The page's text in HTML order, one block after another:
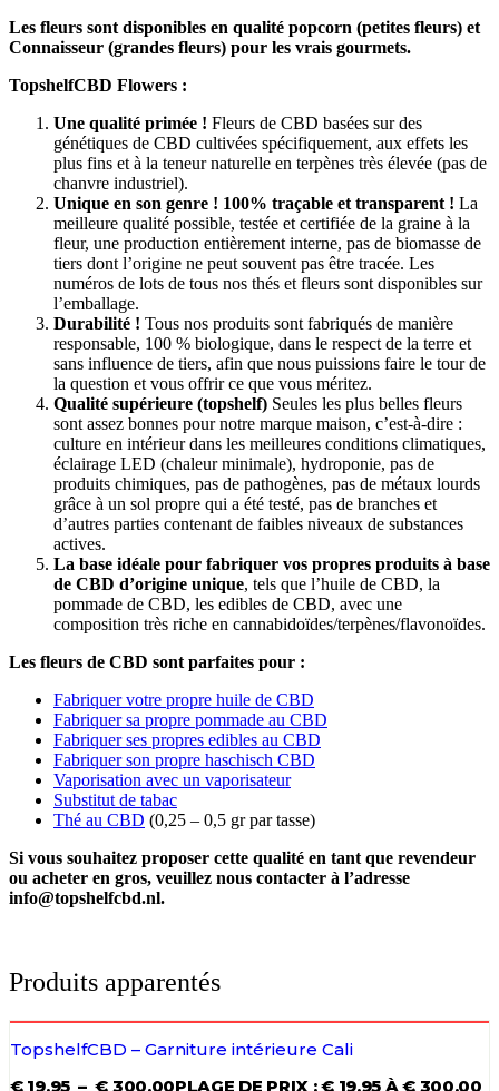
Les fleurs sont disponibles en qualité popcorn (petites fleurs) et
Connaisseur (grandes fleurs) pour les vrais gourmets.
TopshelfCBD Flowers :
Une qualité primée ! Fleurs de CBD basées sur des
génétiques de CBD cultivées spécifiquement, aux effets les
plus fins et à la teneur naturelle en terpènes très élevée (pas de
chanvre industriel).
Unique en son genre ! 100% traçable et transparent ! La
meilleure qualité possible, testée et certifiée de la graine à la
fleur, une production entièrement interne, pas de biomasse de
tiers dont l’origine ne peut souvent pas être tracée. Les
numéros de lots de tous nos thés et fleurs sont disponibles sur
l’emballage.
Durabilité ! Tous nos produits sont fabriqués de manière
responsable, 100 % biologique, dans le respect de la terre et
sans influence de tiers, afin que nous puissions faire le tour de
la question et vous offrir ce que vous méritez.
Qualité supérieure (topshelf) Seules les plus belles fleurs
sont assez bonnes pour notre marque maison, c’est-à-dire :
culture en intérieur dans les meilleures conditions climatiques,
éclairage LED (chaleur minimale), hydroponie, pas de
produits chimiques, pas de pathogènes, pas de métaux lourds
grâce à un sol propre qui a été testé, pas de branches et
d’autres parties contenant de faibles niveaux de substances
actives.
La base idéale pour fabriquer vos propres produits à base
de CBD d’origine unique, tels que l’huile de CBD, la
pommade de CBD, les edibles de CBD, avec une
composition très riche en cannabidoïdes/terpènes/flavonoïdes.
Les fleurs de CBD sont parfaites pour :
Fabriquer votre propre huile de CBD
Fabriquer sa propre pommade au CBD
Fabriquer ses propres edibles au CBD
Fabriquer son propre haschisch CBD
Vaporisation avec un vaporisateur
Substitut de tabac
Thé au CBD (0,25 – 0,5 gr par tasse)
Si vous souhaitez proposer cette qualité en tant que revendeur
ou acheter en gros, veuillez nous contacter à l’adresse
info@topshelfcbd.nl.
Produits apparentés
TopshelfCBD – Garniture intérieure Cali
€19,95 – € 300,00PLAGE DE PRIX : € 19,95 À € 300,00